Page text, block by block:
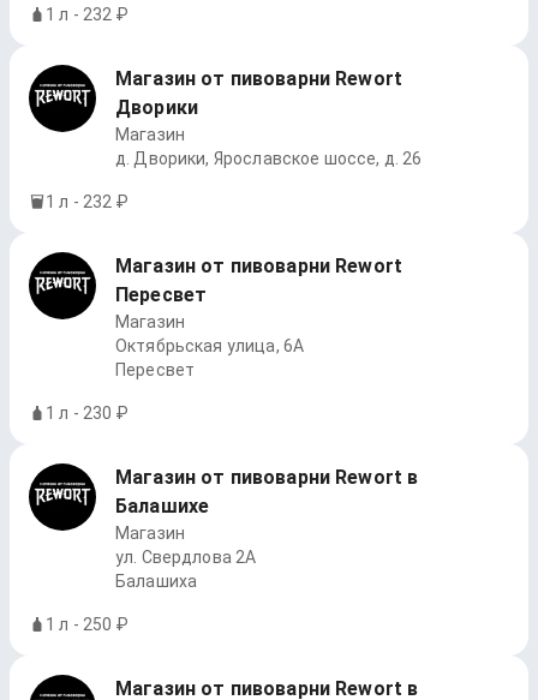
1 л - 232 ₽
Магазин от пивоварни Rewort
Дворики
Магазин
д. Дворики, Ярославское шоссе, д. 26
1 л - 232 ₽
Магазин от пивоварни Rewort
Пересвет
Магазин
Октябрьская улица, 6А
Пересвет
1 л - 230 ₽
Магазин от пивоварни Rewort в
Балашихе
Магазин
ул. Свердлова 2А
Балашиха
1 л - 250 ₽
Магазин от пивоварни Rewort в